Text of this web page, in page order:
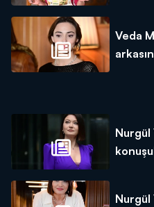
Veda
Nurgül
Nurgül